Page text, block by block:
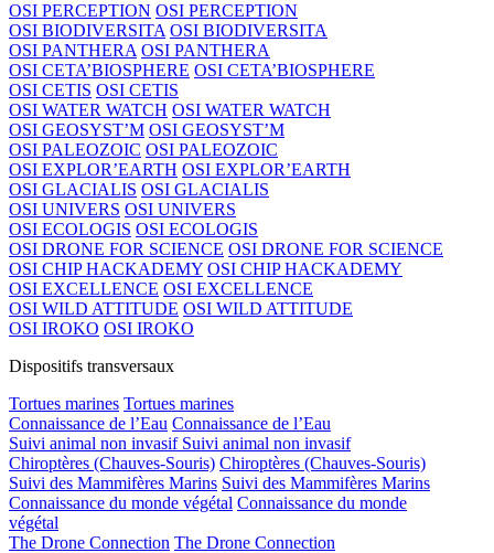
OSI PERCEPTION OSI PERCEPTION
OSI BIODIVERSITA OSI BIODIVERSITA
OSI PANTHERA OSI PANTHERA
OSI CETA’BIOSPHERE OSI CETA’BIOSPHERE
OSI CETIS OSI CETIS
OSI WATER WATCH OSI WATER WATCH
OSI GEOSYST’M OSI GEOSYST’M
OSI PALEOZOIC OSI PALEOZOIC
OSI EXPLOR’EARTH OSI EXPLOR’EARTH
OSI GLACIALIS OSI GLACIALIS
OSI UNIVERS OSI UNIVERS
OSI ECOLOGIS OSI ECOLOGIS
OSI DRONE FOR SCIENCE OSI DRONE FOR SCIENCE
OSI CHIP HACKADEMY OSI CHIP HACKADEMY
OSI EXCELLENCE OSI EXCELLENCE
OSI WILD ATTITUDE OSI WILD ATTITUDE
OSI IROKO OSI IROKO
Dispositifs transversaux
Tortues marines Tortues marines
Connaissance de l’Eau Connaissance de l’Eau
Suivi animal non invasif Suivi animal non invasif
Chiroptères (Chauves-Souris) Chiroptères (Chauves-Souris)
Suivi des Mammifères Marins Suivi des Mammifères Marins
Connaissance du monde végétal Connaissance du monde
végétal
The Drone Connection The Drone Connection